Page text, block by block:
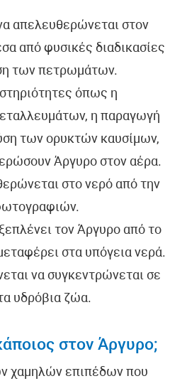
απελευθερώνεται στον
από φυσικές διαδικασίες
των πετρωμάτων.
όπως η
η παραγωγή
των ορυκτών καυσίμων,
Άργυρο στον αέρα.
στο νερό από την
τον Άργυρο από το
στα υπόγεια νερά.
να συγκεντρώνεται σε
υδρόβια ζώα.
στον Άργυρο;
χαμηλών επιπέδων που